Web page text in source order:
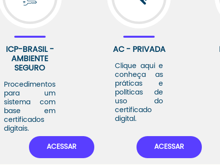
ICP-BRASIL -
AMBIENTE
SEGURO
Procedimentos
para um
sistema com
base em
certificados
digitais.
ACESSAR
AC - PRIVADA
Clique aqui e
conheça as
práticas e
políticas de
uso do
certificado
digital.
ACESSAR